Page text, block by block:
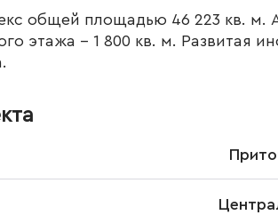
общей площадью 46 223 кв. м.
этажа - 1 800 кв. м. Развитая